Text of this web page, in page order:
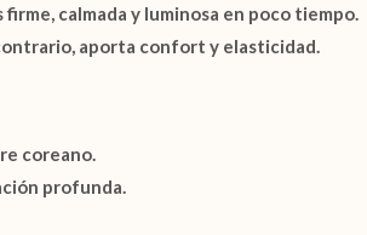
firme, calmada y luminosa en poco tiempo.
aporta confort y elasticidad.
coreano.
profunda.